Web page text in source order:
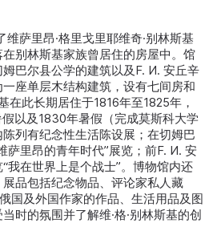
萨里昂·格里戈里耶维奇·别林斯基
别林斯基家族曾居住的房屋中。馆
巴尔县公学的建筑以及F. И. 安丘辛
座单层木结构建筑，设有七间房和
在此长期居住于1816年至1825年，
以及1830年暑假（完成莫斯科大学
列有纪念性生活陈设展；在切姆巴
萨里昂的青年时代”展览；前F. И. 安
我在世界上是个战士”。博物馆内还
品包括纪念物品、评论家私人藏
国及外国作家的作品、生活用品及图
时的氛围并了解维·格·别林斯基的创